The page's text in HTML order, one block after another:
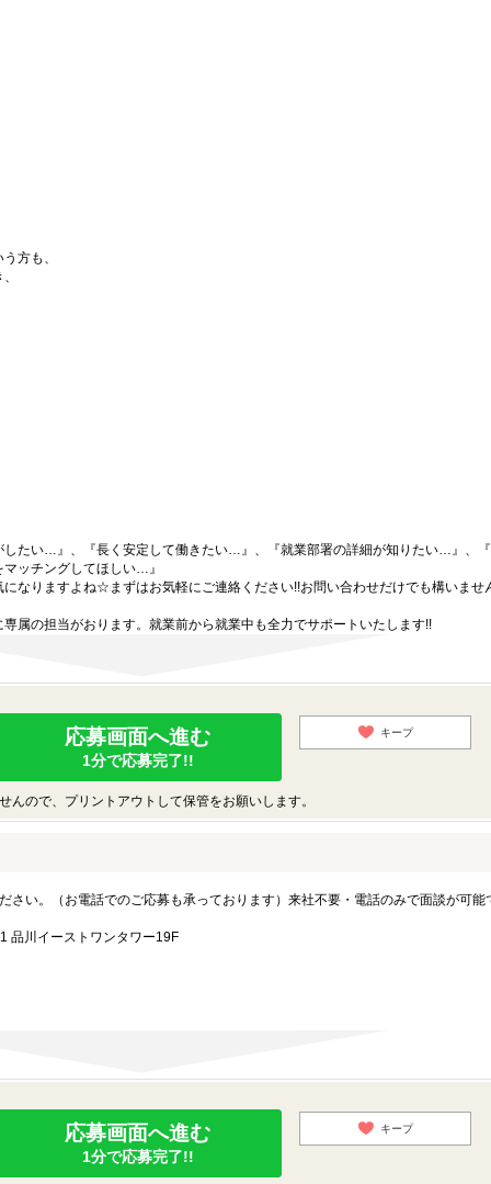
方も、
したい…』、『長く安定して働きたい…』、『就業部署の詳細が知りたい…』、
ッチングしてほしい…』
なりますよね☆まずはお気軽にご連絡ください!!お問い合わせだけでも構いませ
属の担当がおります。就業前から就業中も全力でサポートいたします!!
応募画面へ進む
1分で応募完了!!
キープ
ので、プリントアウトして保管をお願いします。
さい。（お電話でのご応募も承っております）来社不要・電話のみで面談が可能
品川イーストワンタワー19F
応募画面へ進む
1分で応募完了!!
キープ